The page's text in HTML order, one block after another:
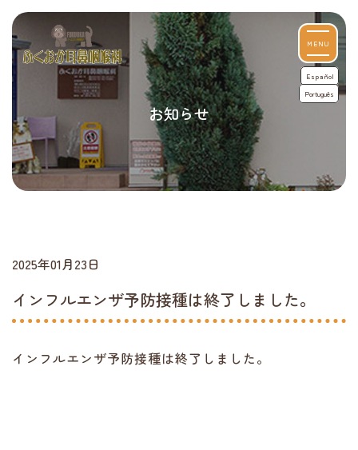
MENU
Español
Português
お知らせ
2025年01月23日
インフルエンザ予防接種は終了しました。
インフルエンザ予防接種は終了しました。